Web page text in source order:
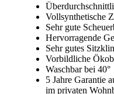
Vollsynthetische
Sehr gute
Hervorragende
Sehr gutes
Vorbildliche
Waschbar bei 40°
5 Jahre Garantie
im privaten